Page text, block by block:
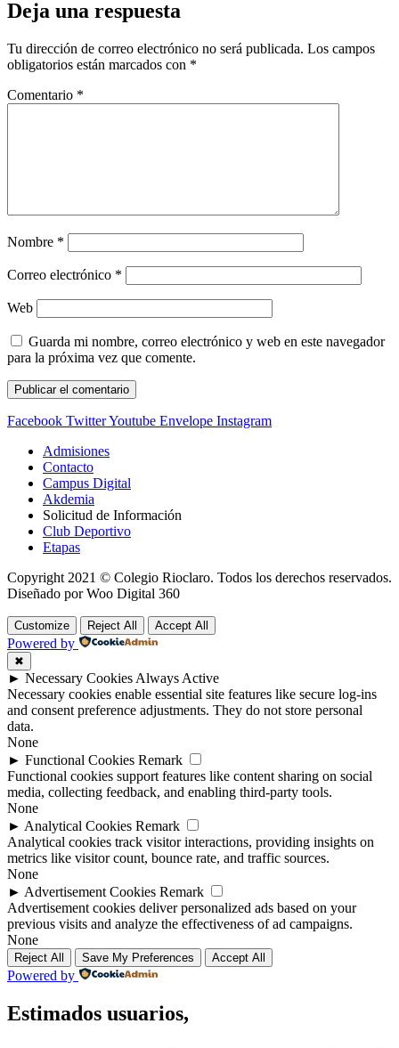
Deja una respuesta
Tu dirección de correo electrónico no será publicada. Los campos
obligatorios están marcados con *
Comentario *
Nombre *
Correo electrónico *
Web
Guarda mi nombre, correo electrónico y web en este navegador
para la próxima vez que comente.
Facebook TwitterYoutube Envelope Instagram
Admisiones
Contacto
Campus Digital
Akdemia
Solicitud de Información
Club Deportivo
Etapas
Copyright 2021 © Colegio Rioclaro. Todos los derechos reservados.
Diseñado por Woo Digital 360
Customize Reject All Accept All
Powered by
✖
► Necessary Cookies Always Active
Necessary cookies enable essential site features like secure log-ins
and consent preference adjustments. They do not store personal
data.
None
► Functional Cookies Remark
Functional cookies support features like content sharing on social
media, collecting feedback, and enabling third-party tools.
None
► Analytical Cookies Remark
Analytical cookies track visitor interactions, providing insights on
metrics like visitor count, bounce rate, and traffic sources.
None
► Advertisement Cookies Remark
Advertisement cookies deliver personalized ads based on your
previous visits and analyze the effectiveness of ad campaigns.
None
Reject All Save My Preferences Accept All
Powered by
Estimados usuarios,